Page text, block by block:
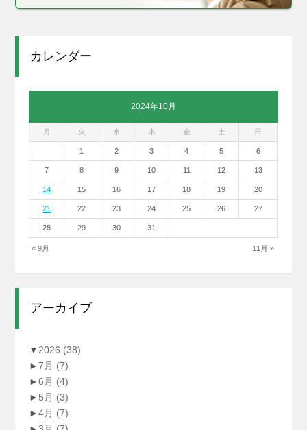
カレンダー
2024年10月
月 火 水 木 金 土 日
« 9月 11月 »
1 2 3 4 5 6
7 8 9 10 11 12 13
14 15 16 17 18 19 20
21 22 23 24 25 26 27
28 29 30 31
アーカイブ
▼2026 (38)
►7月 (7)
►6月 (4)
► 5月 (3)
►4月 (7)